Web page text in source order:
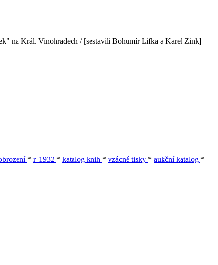
na Král. Vinohradech / [sestavili Bohumír Lifka a Karel Zink]
* r. 1932 * katalog knih * vzácné tisky * aukční katalog *